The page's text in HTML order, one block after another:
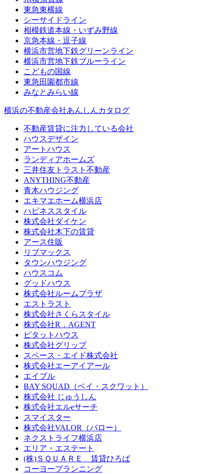
東急東横線
シーサイドライン
相模鉄道本線・いずみ野線
京急本線・逗子線
横浜市営地下鉄グリーンライン
横浜市営地下鉄ブルーライン
こどもの国線
東急田園都市線
みなとみらい線
横浜の不動産会社あんしんカタログ
不動産賃貸に注力している会社
ハウスデザイン
アートハウス
ランディアホームズ
三井住友トラスト不動産
ANYTHING不動産
青木ハウジング
エキマエホーム横浜店
ハピネススタイル
株式会社ダイケン
株式会社木下の賃貸
アース住販
リブマックス
タウンハウジング
ハウスコム
グッドハウス
株式会社ルームプラザ
エストラスト
株式会社さくらスタイル
株式会社R．AGENT
ピタットハウス
株式会社グリップ
スペース・エイド株式会社
株式会社エーアイアール
エイブル
BAY SQUAD（ベイ・スクワット）
株式会社 じゅうしん
株式会社エルeサーチ
スマイスター
株式会社VALOR（バロー）
ネクストライフ横浜店
エリア・エステート
(株)ＳＱＵＡＲＥ 賃貸ひろば
コーヨープランニング